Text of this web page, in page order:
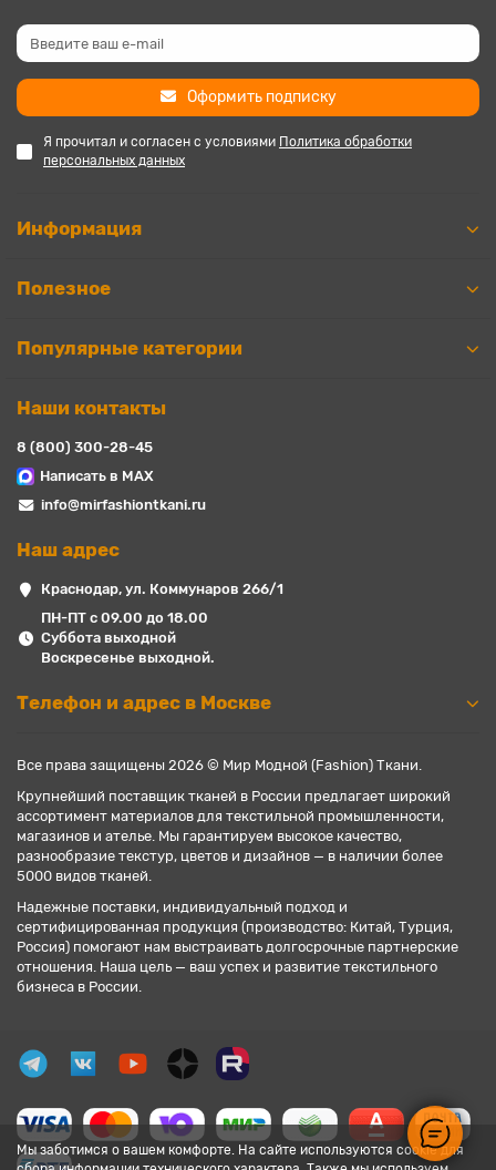
Мы заботимся о вашем комфорте. На сайте используются cookie для
Оформить подписку
Я прочитал и согласен с условиями Политика обработки
персональных данных
Информация
Полезное
Популярные категории
Наши контакты
8 (800) 300-28-45
Написать в MAX
info@mirfashiontkani.ru
Наш адрес
Краснодар, ул. Коммунаров 266/1
ПН-ПТ с 09.00 до 18.00
Суббота выходной
Воскресенье выходной.
Телефон и адрес в Москве
Все права защищены 2026 © Мир Модной (Fashion) Ткани.
Крупнейший поставщик тканей в России предлагает широкий
ассортимент материалов для текстильной промышленности,
магазинов и ателье. Мы гарантируем высокое качество,
разнообразие текстур, цветов и дизайнов — в наличии более
5000 видов тканей.
Надежные поставки, индивидуальный подход и
сертифицированная продукция (производство: Китай, Турция,
Россия) помогают нам выстраивать долгосрочные партнерские
отношения. Наша цель — ваш успех и развитие текстильного
бизнеса в России.